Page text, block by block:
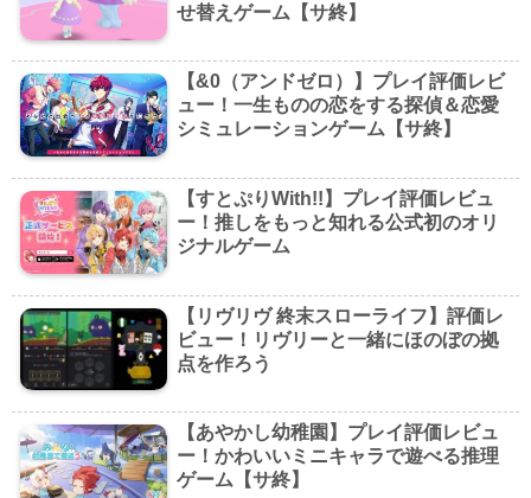
せ替えゲーム【サ終】
【&0（アンドゼロ）】プレイ評価レビ
ュー！一生ものの恋をする探偵＆恋愛
シミュレーションゲーム【サ終】
【すとぷりWith!!】プレイ評価レビュ
ー！推しをもっと知れる公式初のオリ
ジナルゲーム
【リヴリヴ 終末スローライフ】評価レ
ビュー！リヴリーと一緒にほのぼの拠
点を作ろう
【あやかし幼稚園】プレイ評価レビュ
ー！かわいいミニキャラで遊べる推理
ゲーム【サ終】